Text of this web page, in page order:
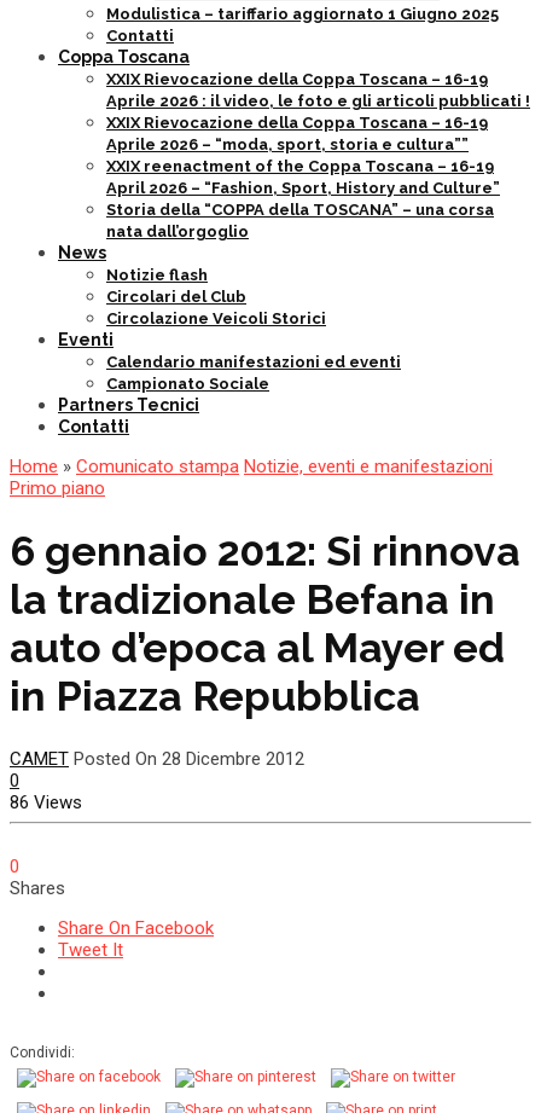
Modulistica – tariffario aggiornato 1 Giugno 2025
Contatti
Coppa Toscana
XXIX Rievocazione della Coppa Toscana – 16-19
Aprile 2026 : il video, le foto e gli articoli pubblicati !
XXIX Rievocazione della Coppa Toscana – 16-19
Aprile 2026 – “moda, sport, storia e cultura””
XXIX reenactment of the Coppa Toscana – 16-19
April 2026 – “Fashion, Sport, History and Culture”
Storia della “COPPA della TOSCANA” – una corsa
nata dall’orgoglio
News
Notizie flash
Circolari del Club
Circolazione Veicoli Storici
Eventi
Calendario manifestazioni ed eventi
Campionato Sociale
Partners Tecnici
Contatti
Home » Comunicato stampa Notizie, eventi e manifestazioni
Primo piano
6 gennaio 2012: Si rinnova
la tradizionale Befana in
auto d’epoca al Mayer ed
in Piazza Repubblica
CAMET Posted On 28 Dicembre 2012
0
86 Views
0
Shares
Share On Facebook
Tweet It
Condividi: